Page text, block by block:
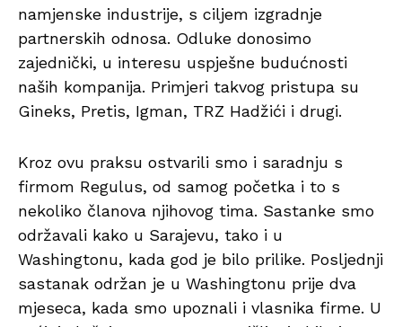
namjenske industrije, s ciljem izgradnje
partnerskih odnosa. Odluke donosimo
zajednički, u interesu uspješne budućnosti
naših kompanija. Primjeri takvog pristupa su
Gineks, Pretis, Igman, TRZ Hadžići i drugi.
Kroz ovu praksu ostvarili smo i saradnju s
firmom Regulus, od samog početka i to s
nekoliko članova njihovog tima. Sastanke smo
održavali kako u Sarajevu, tako i u
Washingtonu, kada god je bilo prilike. Posljednji
sastanak održan je u Washingtonu prije dva
mjeseca, kada smo upoznali i vlasnika firme. U